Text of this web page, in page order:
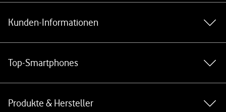
Kunden-Informationen
Top-Smartphones
Produkte & Hersteller